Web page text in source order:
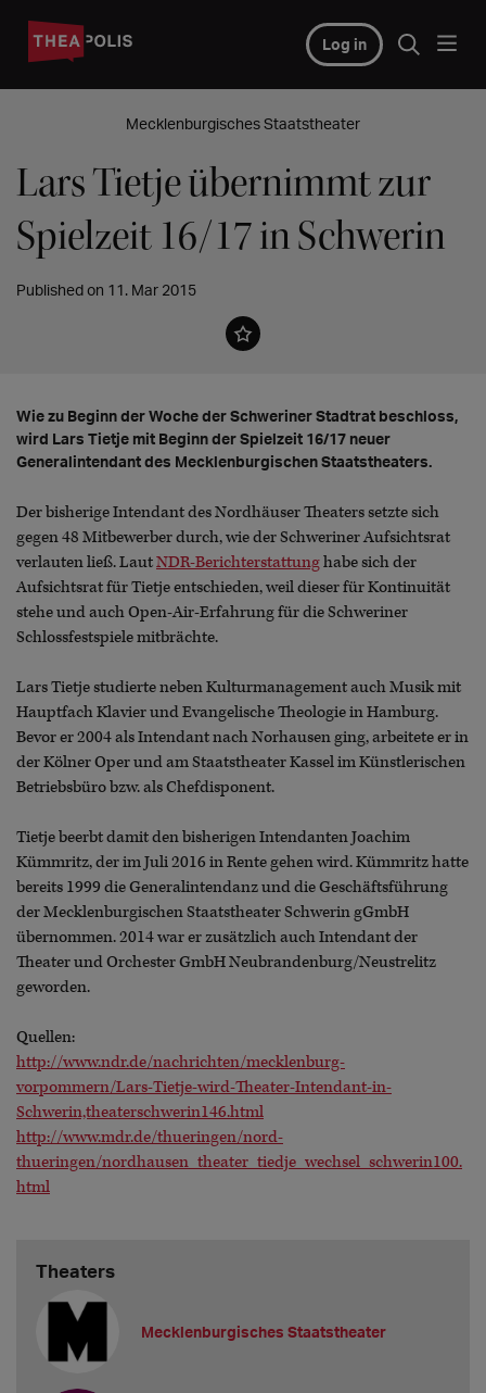
Log in
Mecklenburgisches Staatstheater
Lars Tietje übernimmt zur
Spielzeit 16/17 in Schwerin
Published on 11. Mar 2015
Wie zu Beginn der Woche der Schweriner Stadtrat beschloss,
wird Lars Tietje mit Beginn der Spielzeit 16/17 neuer
Generalintendant des Mecklenburgischen Staatstheaters.
Der bisherige Intendant des Nordhäuser Theaters setzte sich
gegen 48 Mitbewerber durch, wie der Schweriner Aufsichtsrat
verlauten ließ. LautNDR-Berichterstattunghabe sich der
Aufsichtsrat für Tietje entschieden, weil dieser für Kontinuität
stehe und auch Open-Air-Erfahrung für die Schweriner
Schlossfestspiele mitbrächte.
Lars Tietje studierte neben Kulturmanagement auch Musik mit
Hauptfach Klavier und Evangelische Theologie in Hamburg.
Bevor er 2004 als Intendant nach Norhausen ging, arbeitete er in
der Kölner Oper und am Staatstheater Kassel im Künstlerischen
Betriebsbüro bzw. als Chefdisponent.
Tietje beerbt damit den bisherigen Intendanten Joachim
Kümmritz, der im Juli 2016 in Rente gehen wird. Kümmritz hatte
bereits 1999 die Generalintendanz und die Geschäftsführung
der Mecklenburgischen Staatstheater Schwerin gGmbH
übernommen. 2014 war er zusätzlich auch Intendant der
Theater und Orchester GmbH Neubrandenburg/Neustrelitz
geworden.
Quellen:
http://www.ndr.de/nachrichten/mecklenburg-
vorpommern/Lars-Tietje-wird-Theater-Intendant-in-
Schwerin,theaterschwerin146.html
http://www.mdr.de/thueringen/nord-
thueringen/nordhausen_theater_tiedje_wechsel_schwerin100.
html
Theaters
Mecklenburgisches Staatstheater